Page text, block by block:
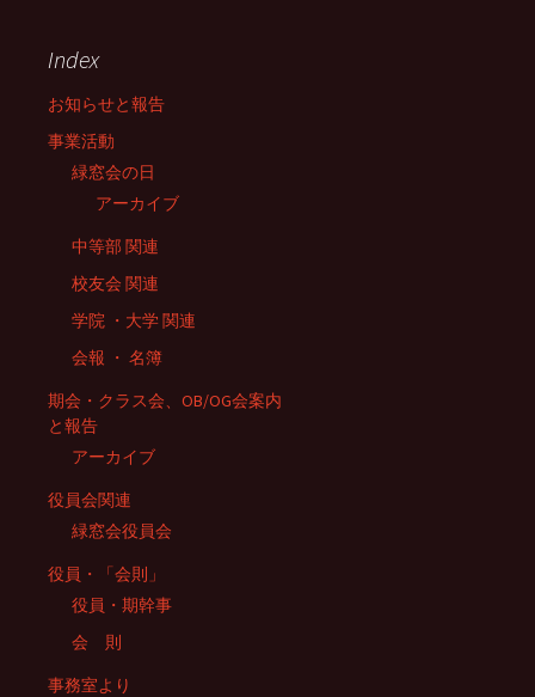
ナ
ビ
ョ
ン
Index
お知らせと報告
事業活動
緑窓会の日
アーカイブ
中等部 関連
校友会 関連
学院 ・大学 関連
会報 ・ 名簿
期会・クラス会、OB/OG会案内
と報告
アーカイブ
役員会関連
緑窓会役員会
役員・「会則」
役員・期幹事
会 則
事務室より